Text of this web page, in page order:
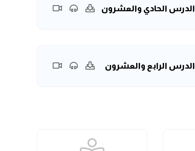
الدرس الحادي والعشرون
الدرس الرابع والعشرون